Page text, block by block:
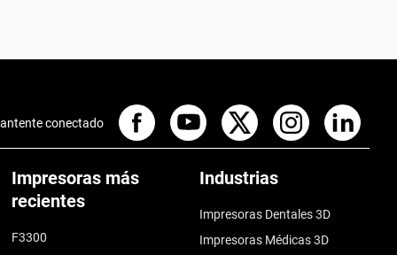
Impresoras más
recientes
F3300
Industrias
Impresoras Dentales 3D
Impresoras Médicas 3D
conectado